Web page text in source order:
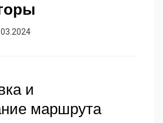
и
маршрута